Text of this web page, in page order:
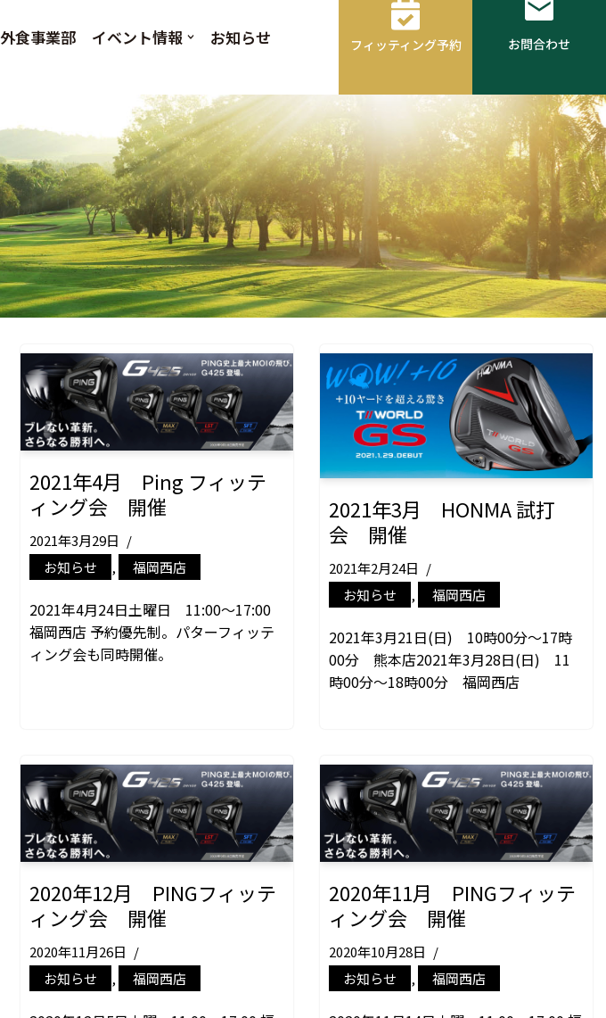
外食事業部 イベント情報
お知らせ
フィッティング予約 お問合わせ
2021年4月 Ping フィッテ
ィング会 開催
2021年3月29日
お知らせ
, 福岡西店
2021年4月24日土曜日 11:00～17:00
福岡西店 予約優先制。パターフィッテ
ィング会も同時開催。
2021年3月 HONMA 試打
会 開催
2021年2月24日
お知らせ
, 福岡西店
2021年3月21日(日) 10時00分～17時
00分 熊本店2021年3月28日(日) 11
時00分～18時00分 福岡西店
2020年12月 PINGフィッテ
ィング会 開催
2020年11月26日
お知らせ
, 福岡西店
2020年11月 PINGフィッテ
ィング会 開催
2020年10月28日
お知らせ
, 福岡西店